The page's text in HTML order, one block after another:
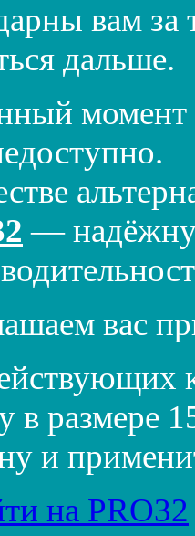
вам
дальше.
момент
—
вас
в размере
и
на PRO32